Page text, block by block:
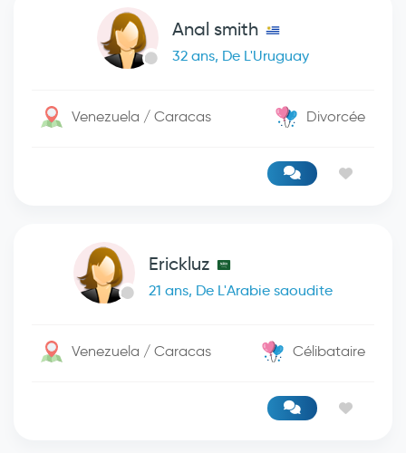
Anal smith
32 ans, De L'Uruguay
Venezuela / Caracas Divorcée
Erickluz
21 ans, De L'Arabie saoudite
Venezuela / Caracas Célibataire